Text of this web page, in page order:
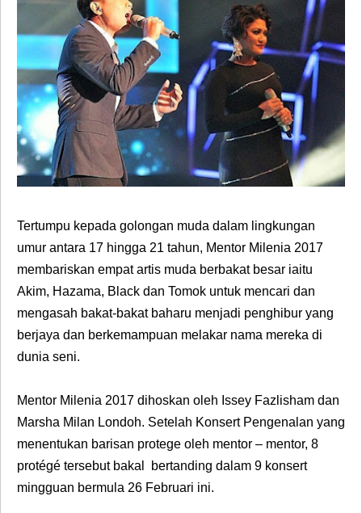
Tertumpu kepada golongan muda dalam lingkungan
umur antara 17 hingga 21 tahun, Mentor Milenia 2017
membariskan empat artis muda berbakat besar iaitu
Akim, Hazama, Black dan Tomok untuk mencari dan
mengasah bakat-bakat baharu menjadi penghibur yang
berjaya dan berkemampuan melakar nama mereka di
dunia seni.
Mentor Milenia 2017 dihoskan oleh Issey Fazlisham dan
Marsha Milan Londoh. Setelah Konsert Pengenalan yang
menentukan barisan protege oleh mentor – mentor, 8
protégé tersebut bakal bertanding dalam 9 konsert
mingguan bermula 26 Februari ini.